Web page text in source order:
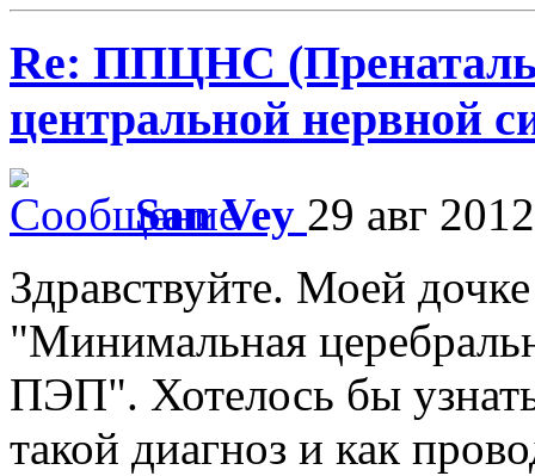
Re: ППЦНС
центральной нервной
San Vey 29 авг
Здравствуйте. Моей
"Минимальная
ПЭП". Хотелось бы
такой диагноз и как